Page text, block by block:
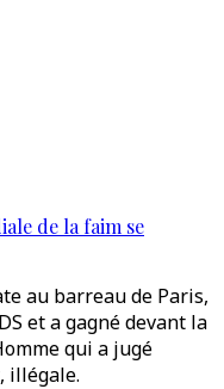
de la faim se
au barreau de Paris,
et a gagné devant la
qui a jugé
illégale.